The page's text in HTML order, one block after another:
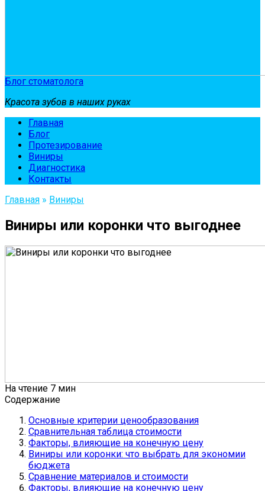
Блог стоматолога
Красота зубов в наших руках
Главная
Блог
Протезирование
Виниры
Диагностика
Контакты
Главная » Виниры
Виниры или коронки что выгоднее
На чтение 7 мин
Содержание
Основные критерии ценообразования
Сравнительная таблица стоимости
Факторы, влияющие на конечную цену
Виниры или коронки: что выбрать для экономии
бюджета
Сравнение материалов и стоимости
Факторы, влияющие на конечную цену